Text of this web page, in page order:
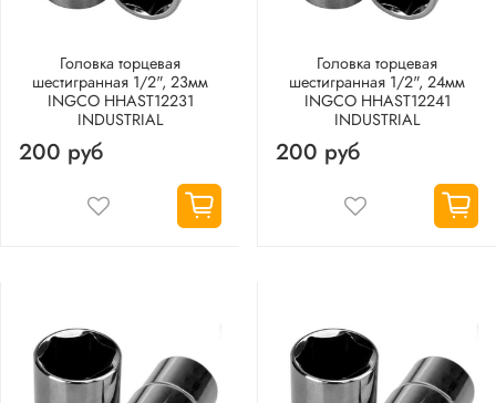
Головка торцевая
шестигранная 1/2", 23мм
INGCO HHAST12231
INDUSTRIAL
200 руб
Головка торцевая
шестигранная 1/2", 24мм
INGCO HHAST12241
INDUSTRIAL
200 руб